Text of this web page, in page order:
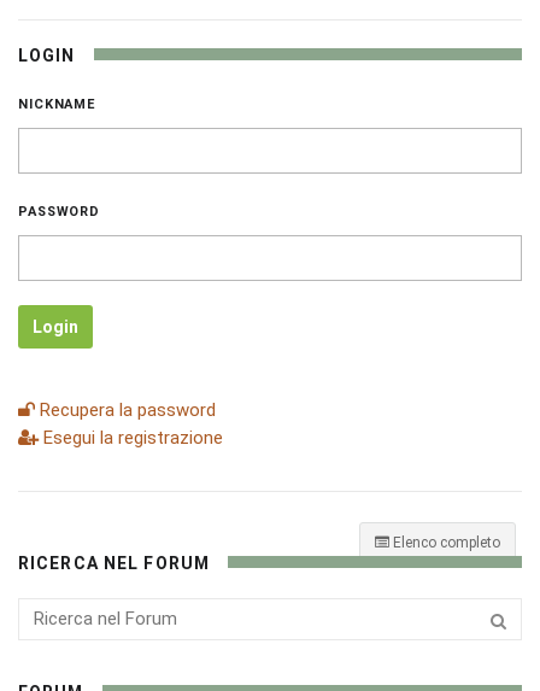
LOGIN
NICKNAME
PASSWORD
Login
Recupera la password
Esegui la registrazione
Elenco completo
RICERCA NEL FORUM